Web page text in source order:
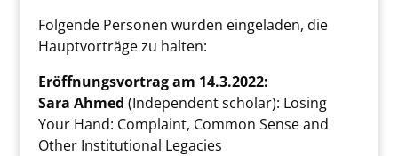
Folgende Personen wurden eingeladen, die
Hauptvorträge zu halten:
Eröffnungsvortrag am 14.3.2022:
Sara Ahmed (Independent scholar): Losing
Your Hand: Complaint, Common Sense and
Other Institutional Legacies